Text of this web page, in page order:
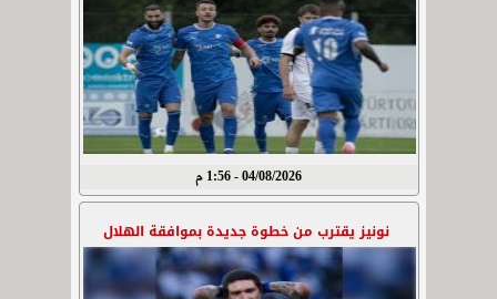
04/08/2026 - 1:56 م
نونيز يقترب من خطوة جديدة بموافقة الهلال